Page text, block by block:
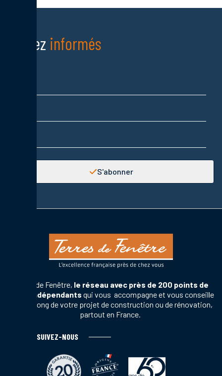
Restez informés
S'abonner
Terres de Fenêtre, le réseau avec près de 200 points de
vente indépendants qui vous accompagne et vous conseille
tout au long de votre projet de construction ou de rénovation,
partout en France.
SUIVEZ-NOUS